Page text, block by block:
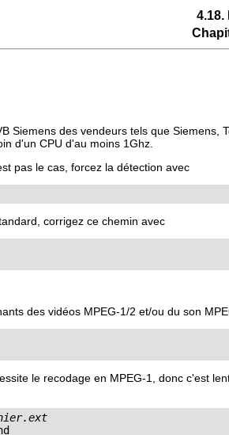
4.18.
Siemens des vendeurs tels que
d'un CPU d'au moins 1Ghz.
pas le cas, forcez la détection avec
corrigez ce chemin avec
des vidéos MPEG-1/2 et/ou du son
le recodage en MPEG-1, donc c'est